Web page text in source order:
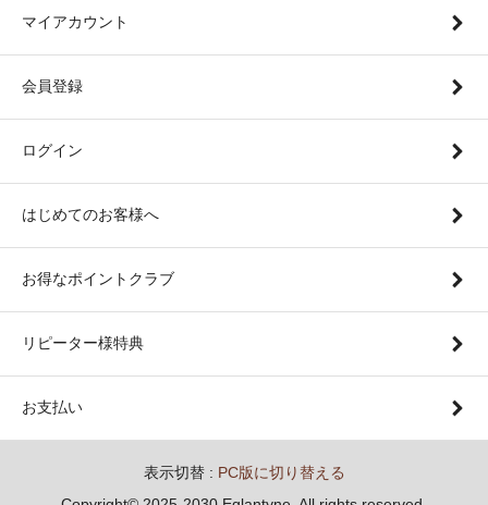
マイアカウント
会員登録
ログイン
はじめてのお客様へ
お得なポイントクラブ
リピーター様特典
お支払い
表示切替 : PC版に切り替える